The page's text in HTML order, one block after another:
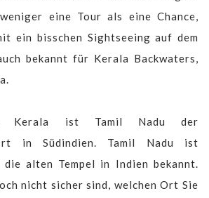
eine Tour als eine Chance,
ein bisschen Sightseeing auf dem
bekannt für Kerala Backwaters,
Kerala ist Tamil Nadu der
in Südindien. Tamil Nadu ist
alten Tempel in Indien bekannt.
nicht sicher sind, welchen Ort Sie